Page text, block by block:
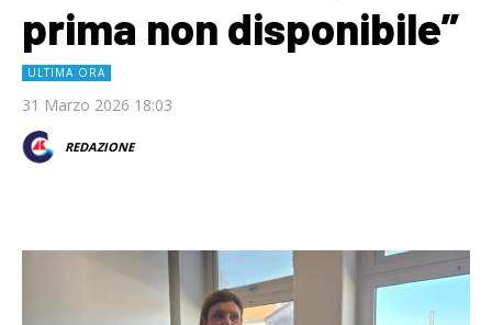
prima non disponibile”
ULTIMA ORA
31 Marzo 2026 18:03
REDAZIONE